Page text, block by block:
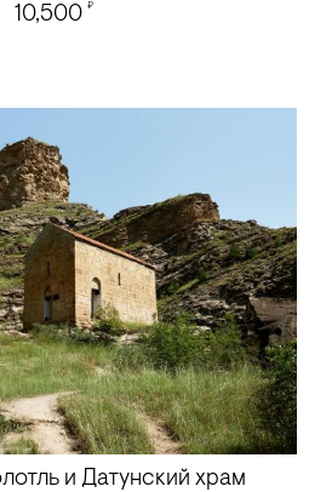
10,500 ₽
и Датунский храм